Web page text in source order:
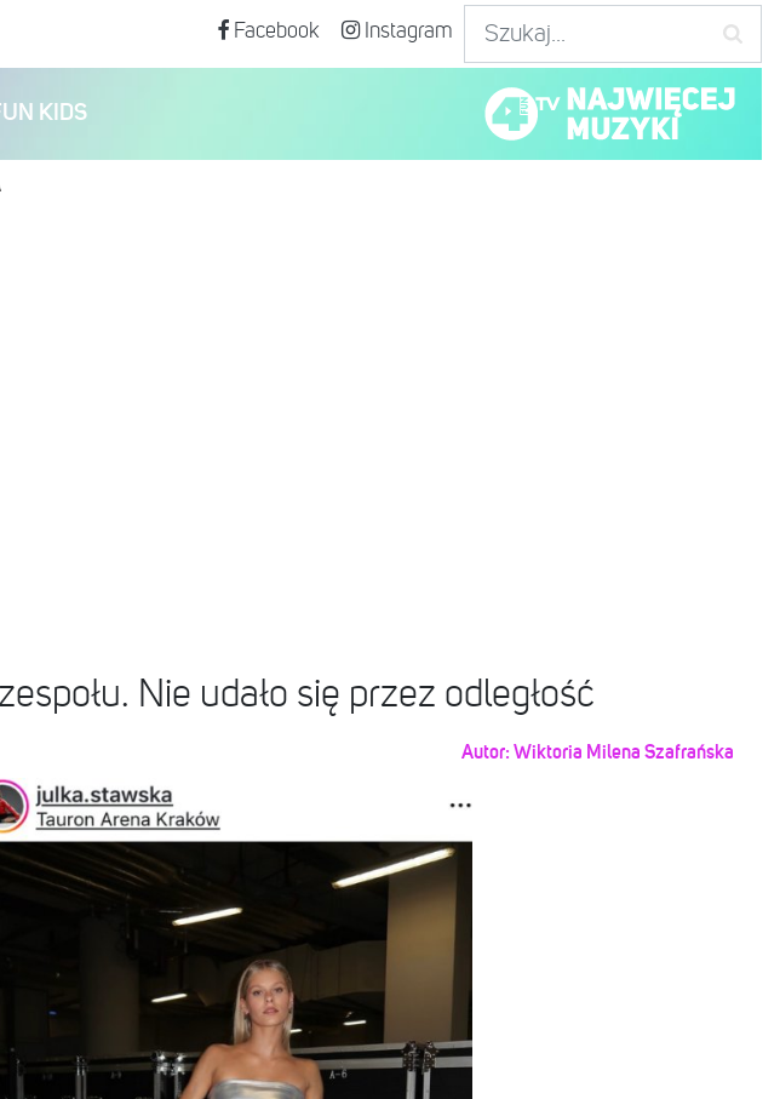
Facebook Instagram
KIDS
Nie udało się przez odległość
Autor: Wiktoria Milena Szafrańska